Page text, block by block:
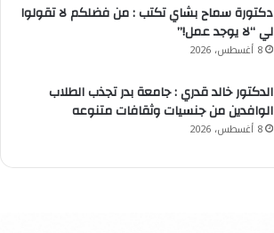
دكتورة سماح بشاي تكتب : من فضلكم لا تقولوا
لي “لا يوجد عمل!”
8 أغسطس، 2026
الدكتور خالد قدري : جامعة بدر تجذب الطلاب
الوافدين من جنسيات وثقافات متنوعه
8 أغسطس، 2026